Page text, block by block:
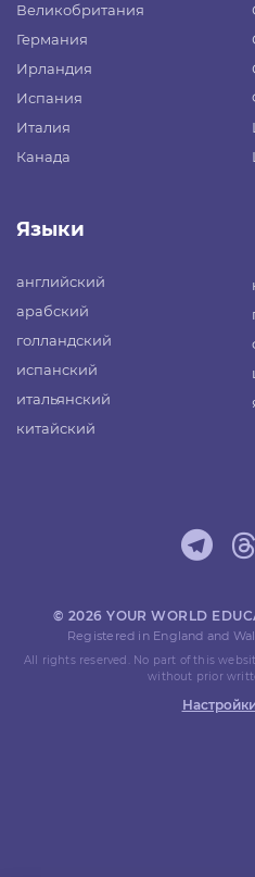
Великобритания
Германия
Ирландия
Испания
Италия
Канада
Языки
английский
арабский
голландский
испанский
итальянский
китайский
© 2026 YOUR WORLD
Registered in England and
All rights reserved. No part of this
without prior